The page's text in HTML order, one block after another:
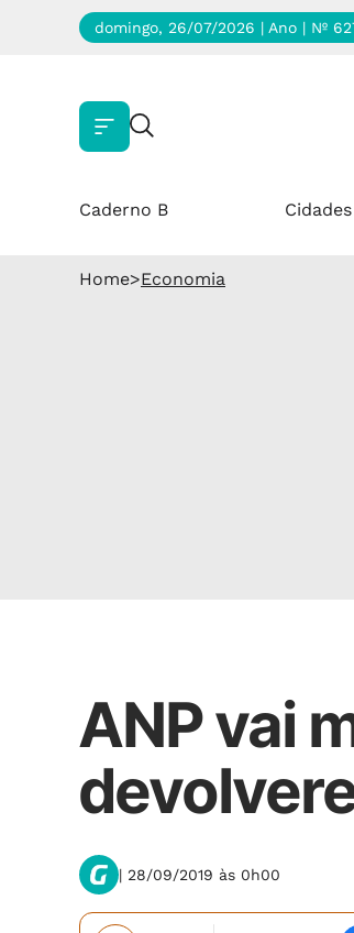
domingo, 26/07/2026 | Ano | Nº
Caderno B Cidades
Home>Economia
ANP vai
| 28/09/2019 às 0h00